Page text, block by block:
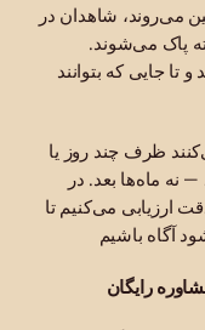
می‌روند، شاهدان در
پاک می‌شوند.
جایی که بتوانند
ظرف چند روز یا
نه ماه‌ها بعد. در
ارزیابی می‌کنیم تا
رایگان